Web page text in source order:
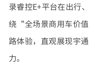
录睿控E+平台在出行
绕“全场景商用车价
路体验，直观展现宇
力。